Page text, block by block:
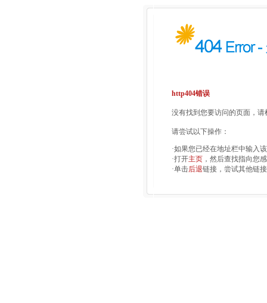
http404错误
没有找到您要访问的页面，
请尝试以下操作：
·如果您已经在地址栏中输入
·打开主页 ，然后查找指向您
·单击后退链接，尝试其他链